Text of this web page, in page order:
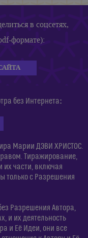
в соцсетях,
формате):
без Интернета:
Марии ДЭВИ ХРИСТОС.
Тиражирование,
части, включая
только с Разрешения
Разрешения Автора,
и их деятельность
и Её Идеи, они все